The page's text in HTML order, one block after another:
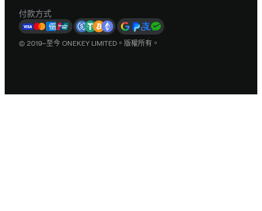
付款方式
© 2019–至今 ONEKEY LIMITED。版權所有。